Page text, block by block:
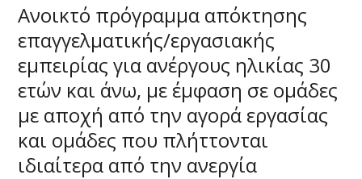
Ανοικτό πρόγραμμα απόκτησης
επαγγελματικής/εργασιακής
εμπειρίας για ανέργους ηλικίας 30
ετών και άνω, με έμφαση σε ομάδες
με αποχή από την αγορά εργασίας
και ομάδες που πλήττονται
ιδιαίτερα από την ανεργία